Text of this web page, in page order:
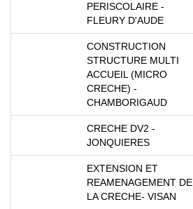
PERISCOLAIRE -
FLEURY D'AUDE
CONSTRUCTION
STRUCTURE MULTI
ACCUEIL (MICRO
CRECHE) -
CHAMBORIGAUD
CRECHE DV2 -
JONQUIERES
EXTENSION ET
REAMENAGEMENT DE
LA CRECHE- VISAN